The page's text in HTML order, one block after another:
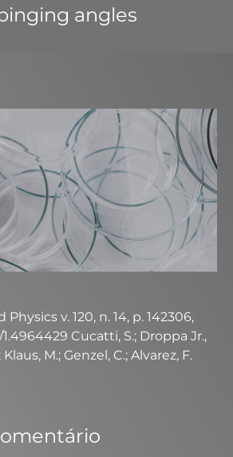
angles
v. 120, n. 14, p. 142306,
1.4964429 Cucatti, S.; Droppa Jr.,
M.; Genzel, C.; Alvarez, F.